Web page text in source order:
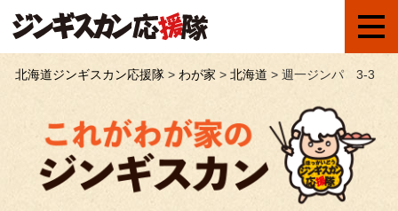
北海道ジンギスカン応援隊> わが家 > 北海道 > 週一ジンパ 3-3